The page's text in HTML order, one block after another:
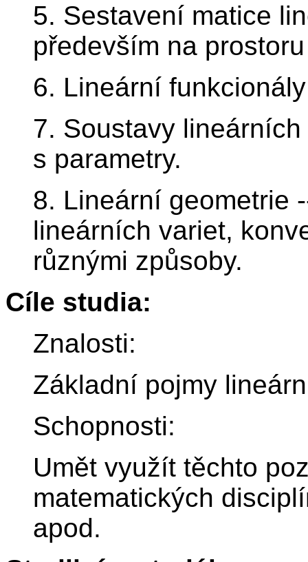
5. Sestavení matice
především na
6. Lineární
7. Soustavy
s parametry.
8. Lineární geometrie
lineárních variet,
různými způsoby.
Cíle studia:
Znalosti:
Základní pojmy
Schopnosti:
Umět využít těchto
matematických
apod.